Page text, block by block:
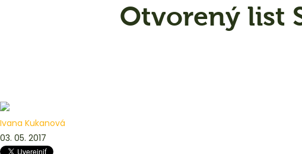
Otvorený list
Ivana Kukanová
03. 05. 2017